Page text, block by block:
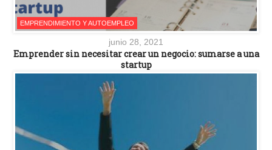
EMPRENDIMIENTO Y AUTOEMPLEO
junio 28, 2021
Emprender sin necesitar crear un negocio: sumarse a una
startup